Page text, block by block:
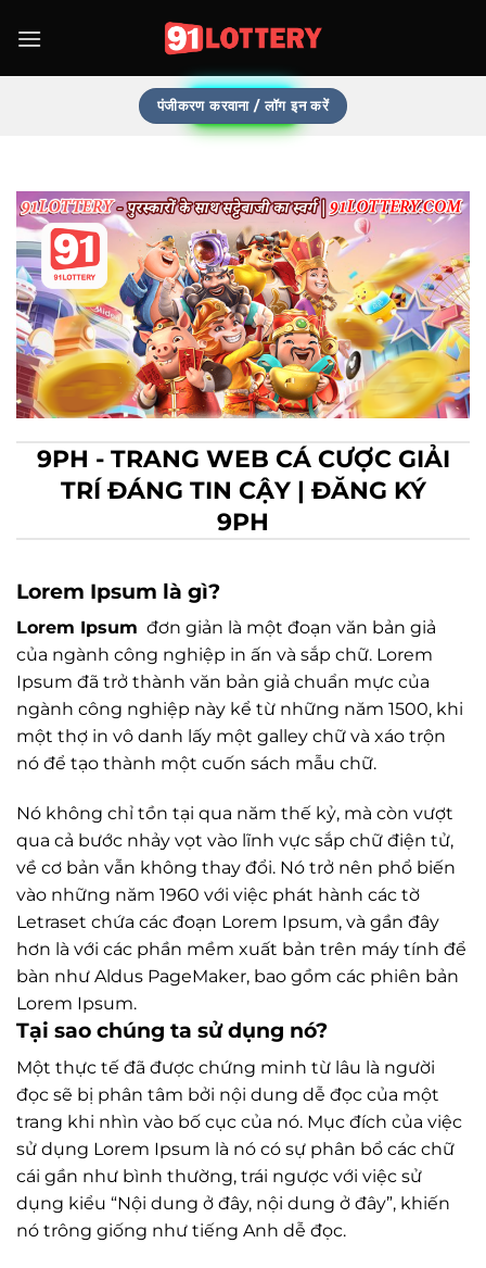
पंजीकरण करवाना / लॉग इन करें
9PH - TRANG WEB CÁ CƯỢC GIẢI
TRÍ ĐÁNG TIN CẬY | ĐĂNG KÝ
9PH
Lorem Ipsum là gì?
Lorem Ipsum đơn giản là một đoạn văn bản giả
của ngành công nghiệp in ấn và sắp chữ. Lorem
Ipsum đã trở thành văn bản giả chuẩn mực của
ngành công nghiệp này kể từ những năm 1500, khi
một thợ in vô danh lấy một galley chữ và xáo trộn
nó để tạo thành một cuốn sách mẫu chữ.
Nó không chỉ tồn tại qua năm thế kỷ, mà còn vượt
qua cả bước nhảy vọt vào lĩnh vực sắp chữ điện tử,
về cơ bản vẫn không thay đổi. Nó trở nên phổ biến
vào những năm 1960 với việc phát hành các tờ
Letraset chứa các đoạn Lorem Ipsum, và gần đây
hơn là với các phần mềm xuất bản trên máy tính để
bàn như Aldus PageMaker, bao gồm các phiên bản
Lorem Ipsum.
Tại sao chúng ta sử dụng nó?
Một thực tế đã được chứng minh từ lâu là người
đọc sẽ bị phân tâm bởi nội dung dễ đọc của một
trang khi nhìn vào bố cục của nó. Mục đích của việc
sử dụng Lorem Ipsum là nó có sự phân bổ các chữ
cái gần như bình thường, trái ngược với việc sử
dụng kiểu “Nội dung ở đây, nội dung ở đây”, khiến
nó trông giống như tiếng Anh dễ đọc.